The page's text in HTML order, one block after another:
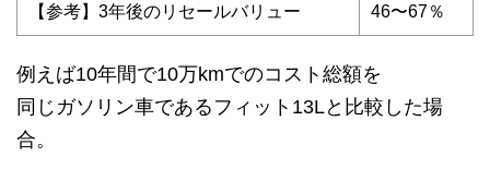
【参考】3年後のリセールバリュー 46〜67％
例えば10年間で10万kmでのコスト総額を
同じガソリン車であるフィット13Lと比較した場
合。